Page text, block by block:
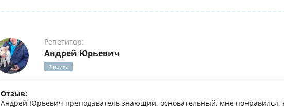
Репетитор:
Андрей Юрьевич
Физика
Отзыв:
Андрей Юрьевич преподаватель знающий, основательный, мне понравился,